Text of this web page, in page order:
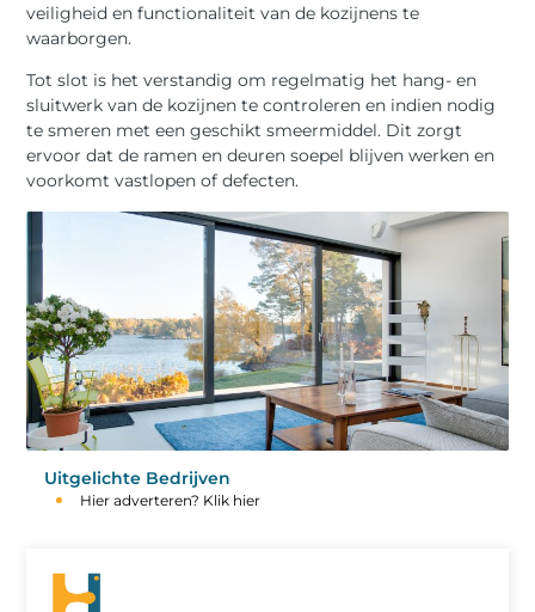
veiligheid en functionaliteit van de kozijnens te
waarborgen.
Tot slot is het verstandig om regelmatig het hang- en
sluitwerk van de kozijnen te controleren en indien nodig
te smeren met een geschikt smeermiddel. Dit zorgt
ervoor dat de ramen en deuren soepel blijven werken en
voorkomt vastlopen of defecten.
Uitgelichte Bedrijven
Hier adverteren? Klik hier